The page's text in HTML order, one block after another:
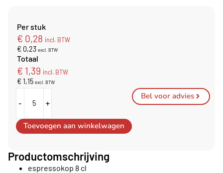
Per stuk
€ 0,28 incl. BTW
€ 0,23 excl. BTW
Totaal
€ 1,39 incl. BTW
€ 1,15 excl. BTW
- +
Toevoegen aan winkelwagen
Bel voor advies
Productomschrijving
espressokop 8 cl